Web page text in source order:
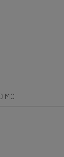
MC